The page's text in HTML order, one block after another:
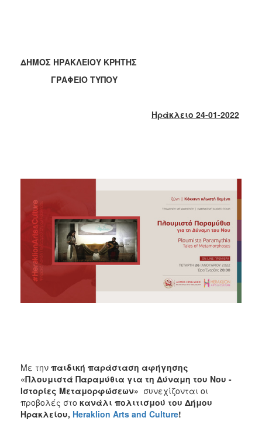
2017
2016
ΠΟΛΙΤΙΣΜΟΣ
ΔΗΜΟΣ ΗΡΑΚΛΕΙΟΥ ΚΡΗΤΗΣ
ΓΡΑΦΕΙΟ ΤΥΠΟΥ
Ηράκλειο 24-01-2022
Με την παιδική παράσταση αφήγησης
«Πλουμιστά Παραμύθια για τη Δύναμη του Νου -
Ιστορίες Μεταμορφώσεων» συνεχίζονται οι
προβολές στο κανάλι πολιτισμού του Δήμου
Ηρακλείου, Heraklion Arts and Culture!